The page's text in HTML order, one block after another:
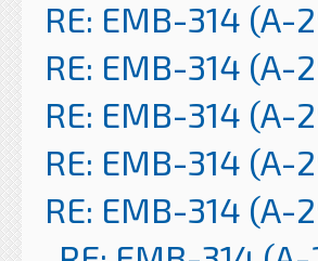
RE: EMB-314 (A-
RE: EMB-314 (A-
RE: EMB-314 (A-
RE: EMB-314 (A-
RE: EMB-314 (A-